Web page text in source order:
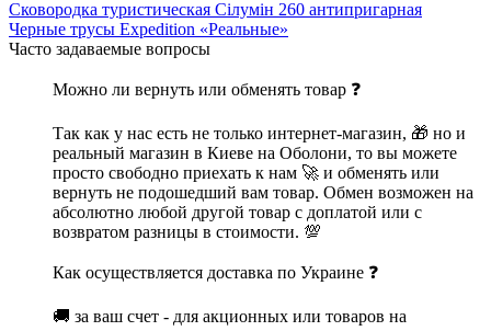
Сковородка туристическая Сілумін 260 антипригарная
Черные трусы Expedition «Реальные»
Часто задаваемые вопросы
Можно ли вернуть или обменять товар ❓
Так как у нас есть не только интернет-магазин, 🎁 но и
реальный магазин в Киеве на Оболони, то вы можете
просто свободно приехать к нам 🚀 и обменять или
вернуть не подошедший вам товар. Обмен возможен на
абсолютно любой другой товар с доплатой или с
возвратом разницы в стоимости. 💯
Как осуществляется доставка по Украине ❓
🚚 за ваш счет - для акционных или товаров на